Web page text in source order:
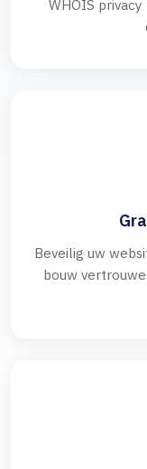
WHOIS
Beveilig uw
bouw